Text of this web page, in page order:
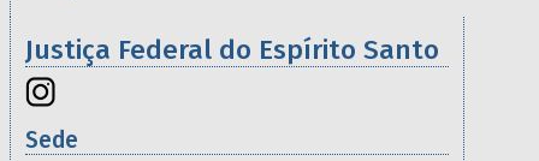
Justiça Federal do Espírito Santo
Sede